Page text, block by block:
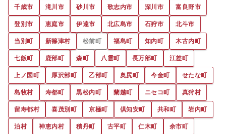
千歳市
滝川市 砂川市 歌志内市 深川市
富良野市
登別市
恵庭市 伊達市 北広島市 石狩市
北斗市
当別町
新篠津村 松前町 福島町 知内町
木古内町
七飯町
鹿部町 森町 八雲町 長万部町
江差町
上ノ国町
厚沢部町 乙部町 奥尻町 今金町
せたな町
島牧村
寿都町 黒松内町 蘭越町 ニセコ町
真狩村
留寿都村
喜茂別町 京極町 倶知安町 共和町
岩内町
泊村
神恵内村 積丹町 古平町 仁木町
余市町